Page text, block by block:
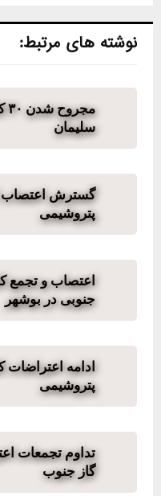
نوشته های مرتبط:
سلیمان
گسترش اعتصاب
پتروشیمی
اعتصاب و تجمع
جنوبی در بوشهر
ادامه اعتراضات
پتروشیمی
تداوم تجمعات
گاز جنوب